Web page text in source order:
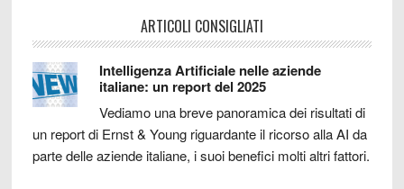
ARTICOLI CONSIGLIATI
Intelligenza Artificiale nelle aziende
italiane: un report del 2025
Vediamo una breve panoramica dei risultati di
un report di Ernst & Young riguardante il ricorso alla AI da
parte delle aziende italiane, i suoi benefici molti altri fattori.